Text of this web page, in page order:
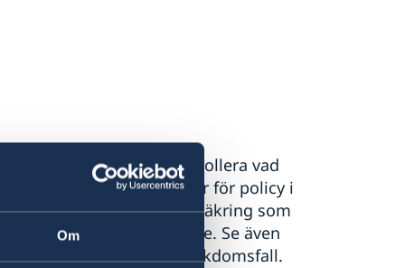
Om
för att kontrollera vad
har för policy i
att teckna en reseförsäkring som
flygtransport till Sverige. Se även
vid allvarligare sjukdomsfall.